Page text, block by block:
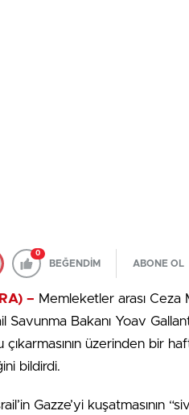
0
BEĞENDİM ABONE OL
– Memleketler arası Ceza
Savunma Bakanı Yoav
çıkarmasının üzerinden bir
bildirdi.
Gazze’yi kuşatmasının